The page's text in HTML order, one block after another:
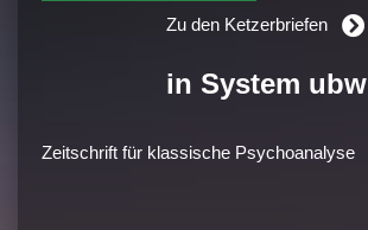
Zu den Ketzerbriefen
in System ubw
Zeitschrift für klassische Psychoanalyse